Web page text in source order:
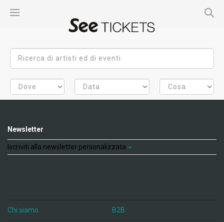
Newsletter
Iscriviti alla newsletter personalizzata
Chi siamo B2B